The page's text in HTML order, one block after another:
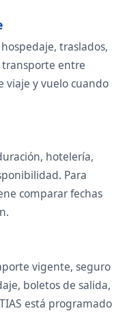
traslados,
transporte entre
viaje y vuelo cuando
hotelería,
Para
comparar fechas
vigente, seguro
boletos de salida,
está programado